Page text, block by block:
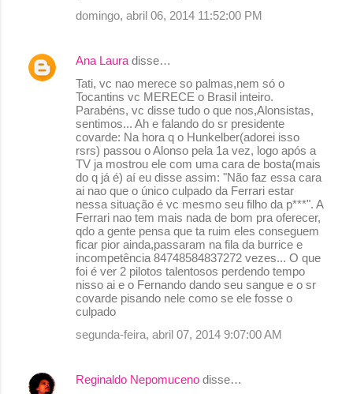
domingo, abril 06, 2014 11:52:00 PM
Ana Laura disse…
Tati, vc nao merece so palmas,nem só o
Tocantins vc MERECE o Brasil inteiro.
Parabéns, vc disse tudo o que nos,Alonsistas,
sentimos... Ah e falando do sr presidente
covarde: Na hora q o Hunkelber(adorei isso
rsrs) passou o Alonso pela 1a vez, logo após a
TV ja mostrou ele com uma cara de bosta(mais
do q já é) aí eu disse assim: "Não faz essa cara
ai nao que o único culpado da Ferrari estar
nessa situação é vc mesmo seu filho da p***". A
Ferrari nao tem mais nada de bom pra oferecer,
qdo a gente pensa que ta ruim eles conseguem
ficar pior ainda,passaram na fila da burrice e
incompetência 84748584837272 vezes... O que
foi é ver 2 pilotos talentosos perdendo tempo
nisso ai e o Fernando dando seu sangue e o sr
covarde pisando nele como se ele fosse o
culpado
segunda-feira, abril 07, 2014 9:07:00 AM
Reginaldo Nepomuceno disse…